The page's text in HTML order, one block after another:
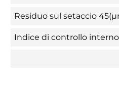
Residuo sul setaccio
Indice di controllo interno